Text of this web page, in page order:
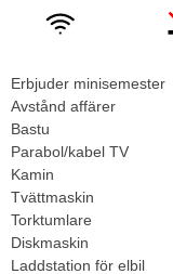
Erbjuder minisemester
Avstånd affärer
Bastu
Parabol/kabel TV
Kamin
Tvättmaskin
Torktumlare
Diskmaskin
Laddstation för elbil